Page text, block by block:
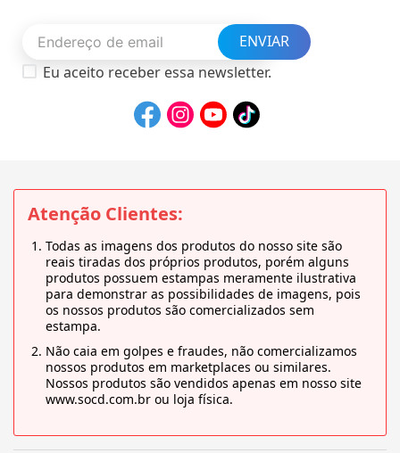
ENVIAR
Eu aceito receber essa newsletter.
Atenção Clientes:
Todas as imagens dos produtos do nosso site são
reais tiradas dos próprios produtos, porém alguns
produtos possuem estampas meramente ilustrativa
para demonstrar as possibilidades de imagens, pois
os nossos produtos são comercializados sem
estampa.
Não caia em golpes e fraudes, não comercializamos
nossos produtos em marketplaces ou similares.
Nossos produtos são vendidos apenas em nosso site
www.socd.com.br ou loja física.